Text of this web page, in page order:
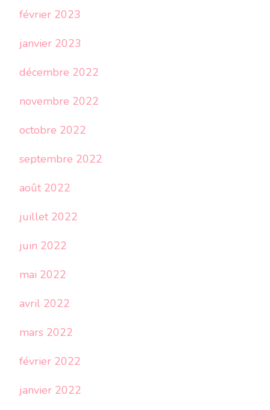
février 2023
janvier 2023
décembre 2022
novembre 2022
octobre 2022
septembre 2022
août 2022
juillet 2022
juin 2022
mai 2022
avril 2022
mars 2022
février 2022
janvier 2022